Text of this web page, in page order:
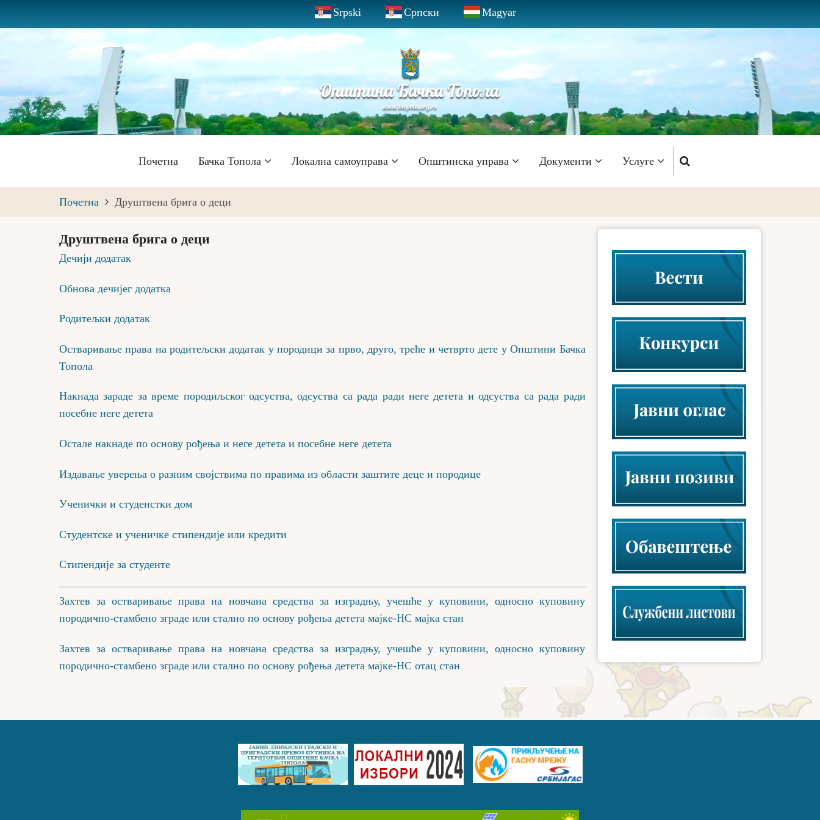
to
main
content
Srpski Српски Magyar
Главна
навигација
Почетна Бачка Топола Локална самоуправа Општинска управа Документи Услуге
Почетна Друштвена брига о деци
Друштвена брига о деци
Дечији додатак
Обнова дечијег додатка
Родитељки додатак
Остваривање права на родитељски додатак у породици за прво, друго, треће и четврто дете у Општини Бачка
Топола
Накнада зараде за време породиљског одсуства, одсуства са рада ради неге детета и одсуства са рада ради
посебне неге детета
Остале накнаде по основу рођења и неге детета и посебне неге детета
Издавање уверења о разним својствима по правима из области заштите деце и породице
Ученички и студенстки дом
Студентске и ученичке стипендије или кредити
Стипендије за студенте
Захтев за остваривање права на новчана средства за изградњу, учешће у куповини, односно куповину
породично-стамбено зграде или стално по основу рођења детета мајке-НС мајка стан
Захтев за остваривање права на новчана средства за изградњу, учешће у куповини, односно куповину
породично-стамбено зграде или стално по основу рођења детета мајке-НС отац стан